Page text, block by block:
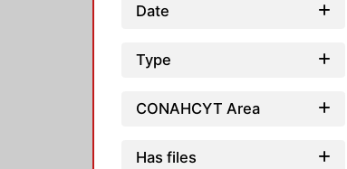
Date
Type
CONAHCYT Area
Has files